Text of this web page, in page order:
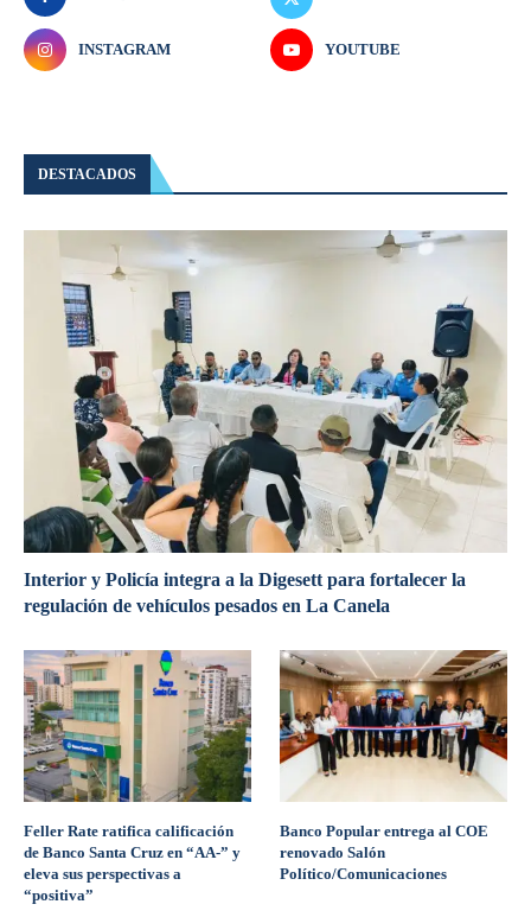
INSTAGRAM YOUTUBE
DESTACADOS
Interior y Policía integra a la Digesett para fortalecer la
regulación de vehículos pesados en La Canela
Feller Rate ratifica calificación
de Banco Santa Cruz en “AA-” y
eleva sus perspectivas a
“positiva”
Banco Popular entrega al COE
renovado Salón
Político/Comunicaciones